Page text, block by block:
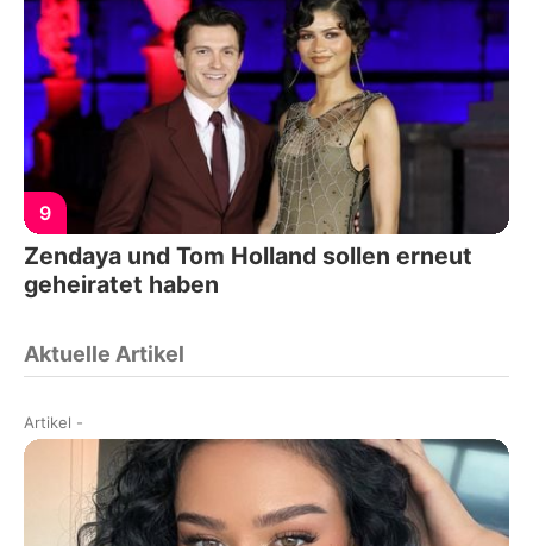
9
Zendaya und Tom Holland sollen erneut
geheiratet haben
Aktuelle Artikel
Artikel -